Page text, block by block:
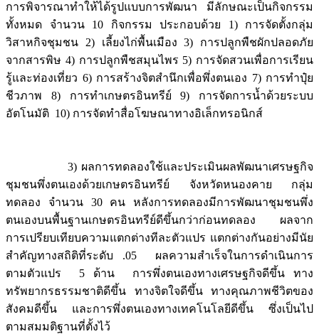
การพิจารณาทำให้ได้รูปแบบการพัฒนา มีลักษณะเป็นกิจกรรม
ทั้งหมด จำนวน 10 กิจกรรม ประกอบด้วย 1) การจัดตั้งกลุ่ม
วิสาหกิจชุมชน 2) เลี้ยงไก่พื้นเมือง 3) การปลูกพืชผักปลอดภัย
จากสารพิษ 4) การปลูกพืชสมุนไพร 5) การจัดสวนเพื่อการเรียน
รู้และท่องเที่ยว 6) การสร้างจิตสำนึกเพื่อพึ่งตนเอง 7) การทำปุ๋ย
ชีวภาพ 8) การทำเกษตรอินทรีย์ 9) การจัดการน้ำด้วยระบบ
อัตโนมัติ 10) การจัดทำสื่อโฆษณาทางอิเล็กทรอนิกส์
3) ผลการทดลองใช้และประเมินผลพัฒนาเศรษฐกิจ
ชุมชนพึ่งตนเองด้วยเกษตรอินทรีย์ จังหวัดหนองคาย กลุ่ม
ทดลอง จำนวน 30 คน หลังการทดลองมีการพัฒนาชุมชนพึ่ง
ตนเองบนพื้นฐานเกษตรอินทรีย์ดีขึ้นกว่าก่อนทดลอง ผลจาก
การเปรียบเทียบความแตกต่างทีละตัวแปร แตกต่างกันอย่างมีนัย
สำคัญทางสถิติที่ระดับ .05 ผลความสำเร็จในการดำเนินการ
ตามตัวแปร 5 ด้าน การพึ่งตนเองทางเศรษฐกิจดีขึ้น ทาง
ทรัพยากรธรรมชาติดีขึ้น ทางจิตใจดีขึ้น ทางคุณภาพชีวิตของ
สังคมดีขึ้น และการพึ่งตนเองทางเทคโนโลยีดีขึ้น ซึ่งเป็นไป
ตามสมมติฐานที่ตั้งไว้